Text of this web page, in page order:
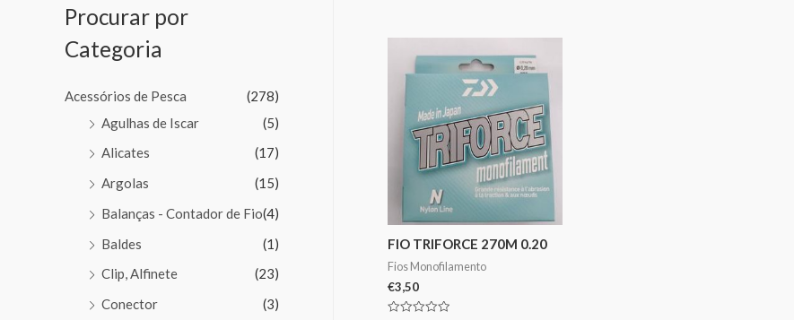
Procurar por
Categoria
Acessórios de Pesca
(278)
Agulhas de Iscar
(5)
Alicates
(17)
Argolas
(15)
Balanças - Contador de Fio(4)
Baldes
(1)
Clip, Alfinete
(23)
Conector
(3)
FIO TRIFORCE 270M 0.20
Fios Monofilamento
€3,50